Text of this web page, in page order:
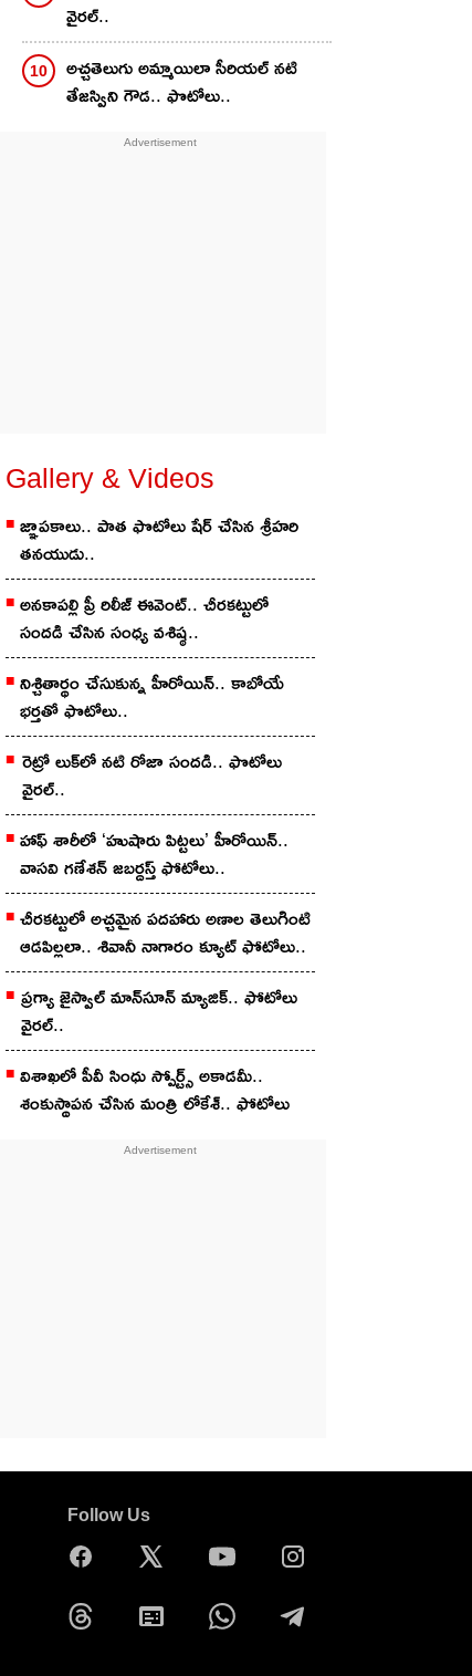
వైరల్..
అచ్చతెలుగు అమ్మాయిలా సీరియల్ నటి
తేజస్విని గౌడ.. ఫొటోలు..
Gallery & Videos
జ్ఞాపకాలు.. పాత ఫొటోలు షేర్ చేసిన శ్రీహరి
తనయుడు..
అనకాపల్లి ప్రీ రిలీజ్ ఈవెంట్.. చీరకట్టులో
సందడి చేసిన సంధ్య వశిష్ఠ..
నిశ్చితార్థం చేసుకున్న హీరోయిన్.. కాబోయే
భర్తతో ఫొటోలు..
రెట్రో లుక్‌లో నటి రోజా సందడి.. ఫొటోలు
వైరల్..
హాఫ్ శారీలో ‘హుషారు పిట్టలు’ హీరోయిన్..
వాసవి గణేశన్ జబర్దస్త్ ఫోటోలు..
చీర‌క‌ట్టులో అచ్చ‌మైన ప‌ద‌హారు అణాల తెలుగింటి
ఆడ‌పిల్లలా.. శివానీ నాగారం క్యూట్ ఫోటోలు..
ప్ర‌గ్యా జైస్వాల్ మాన్‌సూన్ మ్యాజిక్‌.. ఫోటోలు
వైర‌ల్‌..
విశాఖ‌లో పీవీ సింధు స్పోర్ట్స్‌ అకాడ‌మీ..
శంకుస్థాప‌న చేసిన మంత్రి లోకేశ్.. ఫోటోలు
Follow Us